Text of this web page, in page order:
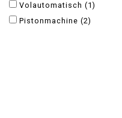
Volautomatisch (1)
Pistonmachine (2)